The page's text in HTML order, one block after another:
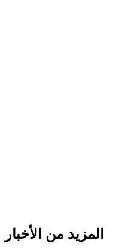
المزيد من الأخبار